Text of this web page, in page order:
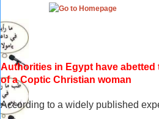
Authorities in Egypt have
of a Coptic Christian woman
According to a widely published